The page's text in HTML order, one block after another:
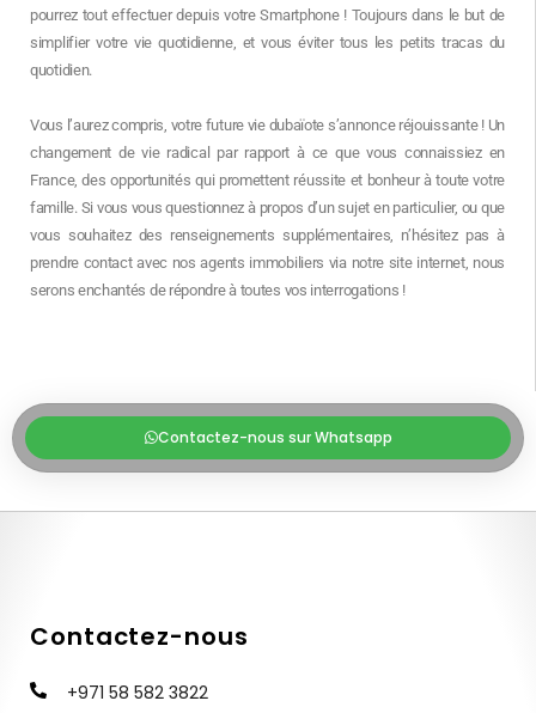
pourrez tout effectuer depuis votre Smartphone ! Toujours dans le but de
simplifier votre vie quotidienne, et vous éviter tous les petits tracas du
quotidien.
Vous l’aurez compris, votre future vie dubaïote s’annonce réjouissante ! Un
changement de vie radical par rapport à ce que vous connaissiez en
France, des opportunités qui promettent réussite et bonheur à toute votre
famille. Si vous vous questionnez à propos d’un sujet en particulier, ou que
vous souhaitez des renseignements supplémentaires, n’hésitez pas à
prendre contact avec nos agents immobiliers via notre site internet, nous
serons enchantés de répondre à toutes vos interrogations !
Contactez-nous sur Whatsapp
Contactez-nous
+971 58 582 3822